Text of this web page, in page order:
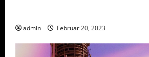
admin Februar 20, 2023